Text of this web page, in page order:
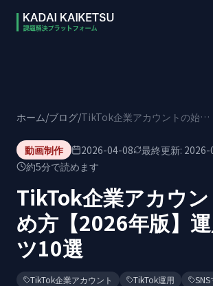
ホーム/ブログ/ TikTok企業アカウントの始め方【2026年版】運用のコツ10選
動画制作 2026-04-08 最終更新:
約5分で読めます
TikTok企業アカウ
め方【2026年版】
ツ10選
TikTok企業アカウント TikTok運用